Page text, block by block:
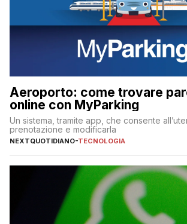
Aeroporto: come trovare
online con MyParking
Un sistema, tramite app, che consente
prenotazione e modificarla
NEXTQUOTIDIANO-TECNOLOGIA